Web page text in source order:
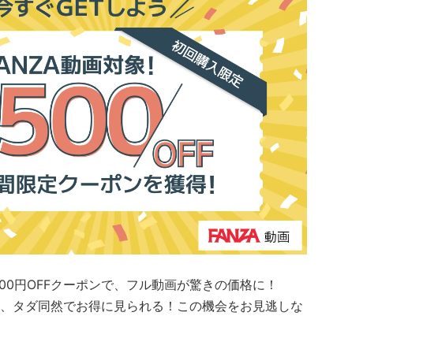
円OFFクーポンで、フル動画が驚きの価格に！
タダ同然でお得に見られる！ この機会をお見逃しな